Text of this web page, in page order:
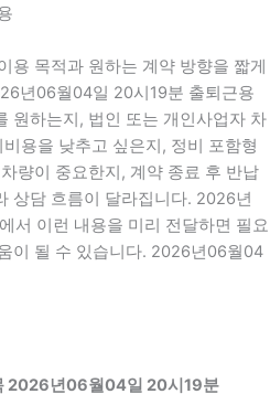
용 목적과 원하는 계약 방향을 짧게
년06월04일 20시19분 출퇴근용
원하는지, 법인 또는 개인사업자 차
용을 낮추고 싶은지, 정비 포함형
량이 중요한지, 계약 종료 후 반납
상담 흐름이 달라집니다. 2026년
서 이런 내용을 미리 전달하면 필요
이 될 수 있습니다. 2026년06월04
2026년06월04일 20시19분